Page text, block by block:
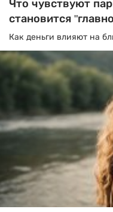
Что чувствуют
становится
Как деньги влияют на